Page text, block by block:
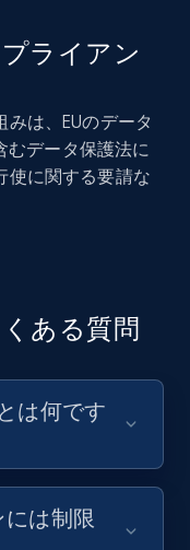
ライアン
は、EUのデータ
むデータ保護法に
使に関する要請な
ある質問
は何です
は制限